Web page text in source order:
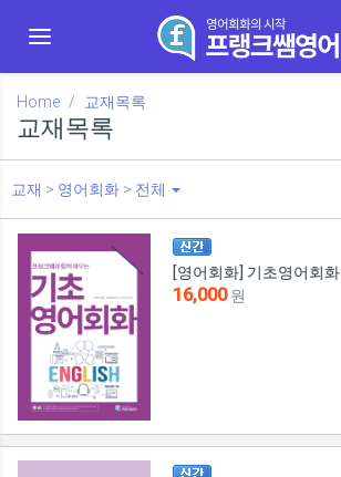
Toggle navigation
Home 교재목록
교재목록
교재 > 영어회화 > 전체
[영어회화] 기초영어회화
16,000원